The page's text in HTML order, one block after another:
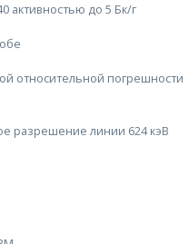
активностью до 5 Бк/г
относительной погрешности
разрешение линии 624 кэВ